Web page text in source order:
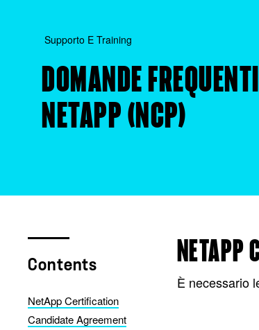
Supporto E Training
DOMANDE
NETAPP (NCP)
Contents
NetApp Certification
Candidate Agreement
NETAPP
È necessario